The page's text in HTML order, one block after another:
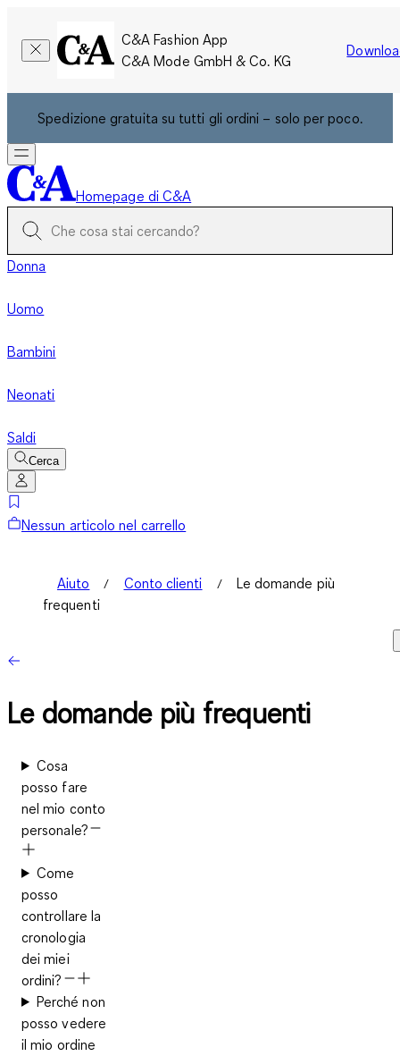
C&A Fashion App
C&A Mode GmbH & Co. KG
Spedizione gratuita su tutti gli ordini – solo per poco.
Homepage di C&A
Donna
Uomo
Bambini
Neonati
Saldi
Cerca
Nessun articolo nel carrello
Aiuto Conto clienti
Le domande più
frequenti
Le domande più frequenti
Cosa
posso fare
nel mio conto
personale?
Come
posso
controllare la
cronologia
dei miei
ordini?
Perché non
posso vedere
il mio ordine